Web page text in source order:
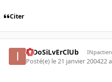
Citer
InDoSiLvErClUb INpactien
Posté(e) le 21 janvier 200422 a